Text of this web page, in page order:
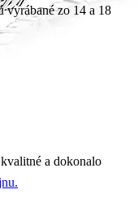
vyrábané zo 14 a 18
a dokonalo